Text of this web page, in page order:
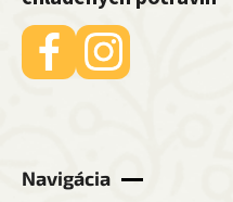
Navigácia